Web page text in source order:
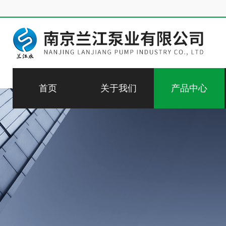
首页 关于我们 产品中心